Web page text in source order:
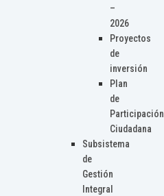
–
2026
Proyectos
de
inversión
Plan
de
Participación
Ciudadana
Subsistema
de
Gestión
Integral